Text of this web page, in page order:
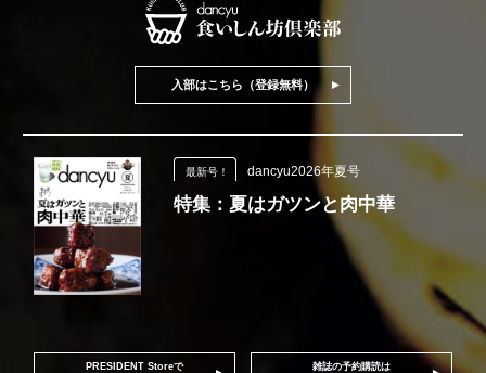
入部はこちら（登録無料）
最新号！ dancyu2026年夏号
特集：夏はガツンと肉中華
PRESIDENT Storeで 雑誌の予約購読は